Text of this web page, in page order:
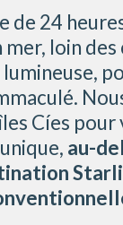
de 24
mer, loin
Cíes pour
au-